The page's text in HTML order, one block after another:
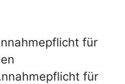
für
für